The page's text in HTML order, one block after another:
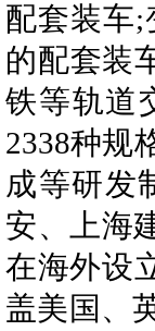
配套装车;
的配套装
铁等轨道
2338种规
成等研
安、上海
在海外设
盖美国、